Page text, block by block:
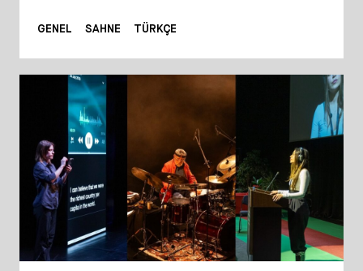
GENEL SAHNE TÜRKÇE